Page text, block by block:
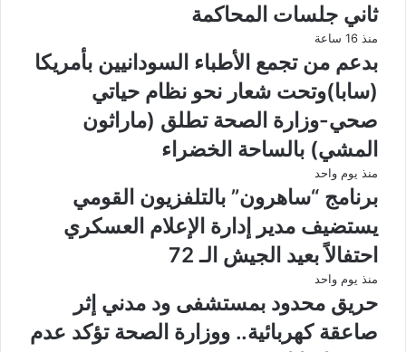
ثاني جلسات المحاكمة
منذ 16 ساعة
بدعم من تجمع الأطباء السودانيين بأمريكا
(سابا)وتحت شعار نحو نظام حياتي
صحي-وزارة الصحة تطلق (ماراثون
المشي) بالساحة الخضراء
منذ يوم واحد
برنامج “ساهرون” بالتلفزيون القومي
يستضيف مدير إدارة الإعلام العسكري
احتفالاً بعيد الجيش الـ 72
منذ يوم واحد
حريق محدود بمستشفى ود مدني إثر
صاعقة كهربائية.. ووزارة الصحة تؤكد عدم